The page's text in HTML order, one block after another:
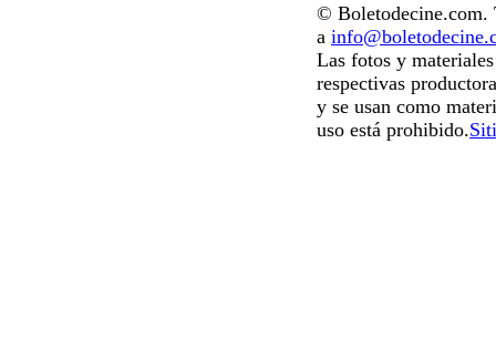
© Boletodecine.com.
a
Las fotos y
respectivas
y se usan como
uso está prohibido.